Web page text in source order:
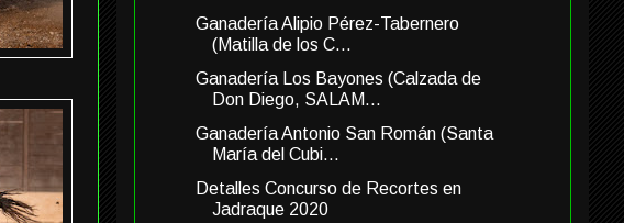
Ganadería Alipio Pérez-Tabernero
(Matilla de los C...
Ganadería Los Bayones (Calzada de
Don Diego, SALAM...
Ganadería Antonio San Román (Santa
María del Cubi...
Detalles Concurso de Recortes en
Jadraque 2020